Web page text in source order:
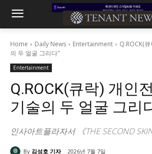
Home Daily News Entertainment
Q.ROCK(
의 두 얼굴 그리다"
Entertainment
Q.ROCK(큐락) 개인
기술의 두 얼굴 그리
인사아트플라자서 《THE SECOND
By 김성호 기자 2026년 7월 7일